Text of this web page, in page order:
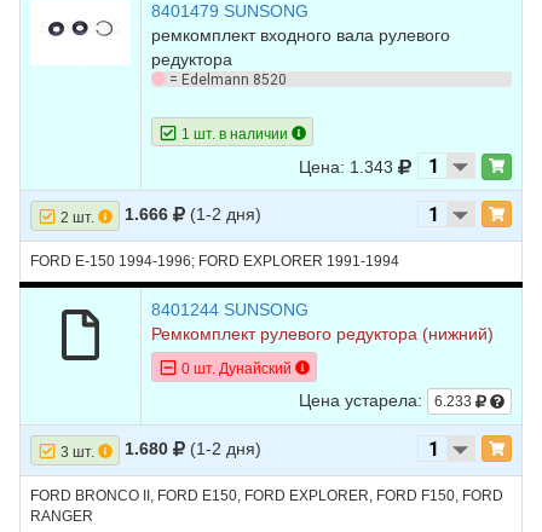
FORD F-150 1995 V8 5.8L
17 FORD F-150 1994 L6 4.9L
20 FORD RANGER 1997 L4 2.3L
21 FORD
FORD RANGER 1996 L4 2.3L
FORD RANGER 1996 V6 3.0L
V6 4.0L
26 FORD RANGER 1995
27 FORD RANGER 1995 V6 3.0L
28 FORD
8401479 SUNSONG
ремкомплект входного вала рулевого
редуктора
= Edelmann 8520
1 шт. в наличии
Цена: 1.343
2 шт. 1.666 (1-2 дня)
FORD E-150 1994-1996; FORD EXPLORER 1991-1994
8401244 SUNSONG
Ремкомплект рулевого редуктора (нижний)
0 шт. Дунайский
Цена устарела: 6.233
3 шт. 1.680 (1-2 дня)
FORD BRONCO II, FORD E150, FORD EXPLORER, FORD F150, FORD
RANGER